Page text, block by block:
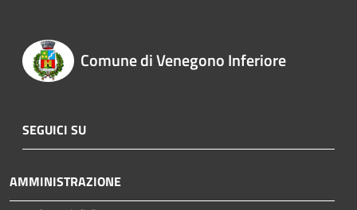
Comune di Venegono Inferiore
SEGUICI SU
AMMINISTRAZIONE